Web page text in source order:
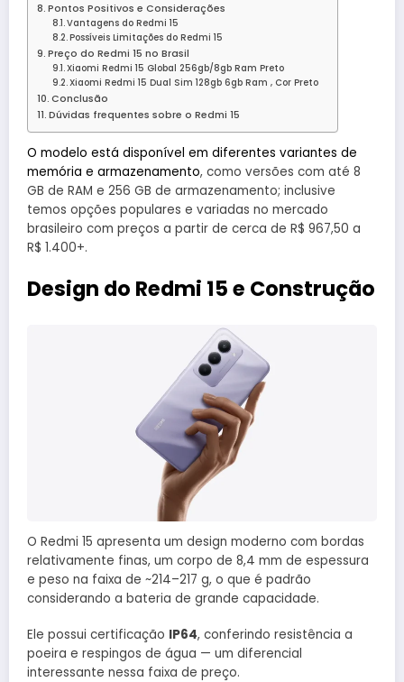
Pontos Positivos e Considerações
Vantagens do Redmi 15
Possíveis Limitações do Redmi 15
Preço do Redmi 15 no Brasil
Xiaomi Redmi 15 Global 256gb/8gb Ram Preto
Xiaomi Redmi 15 Dual Sim 128gb 6gb Ram , Cor Preto
Conclusão
Dúvidas frequentes sobre o Redmi 15
O modelo está disponível em diferentes variantes de
memória e armazenamento, como versões com até 8
GB de RAM e 256 GB de armazenamento; inclusive
temos opções populares e variadas no mercado
brasileiro com preços a partir de cerca de R$ 967,50 a
R$ 1.400+.
Design do Redmi 15 e Construção
O Redmi 15 apresenta um design moderno com bordas
relativamente finas, um corpo de 8,4 mm de espessura
e peso na faixa de ~214–217 g, o que é padrão
considerando a bateria de grande capacidade.
Ele possui certificação IP64, conferindo resistência a
poeira e respingos de água — um diferencial
interessante nessa faixa de preço.